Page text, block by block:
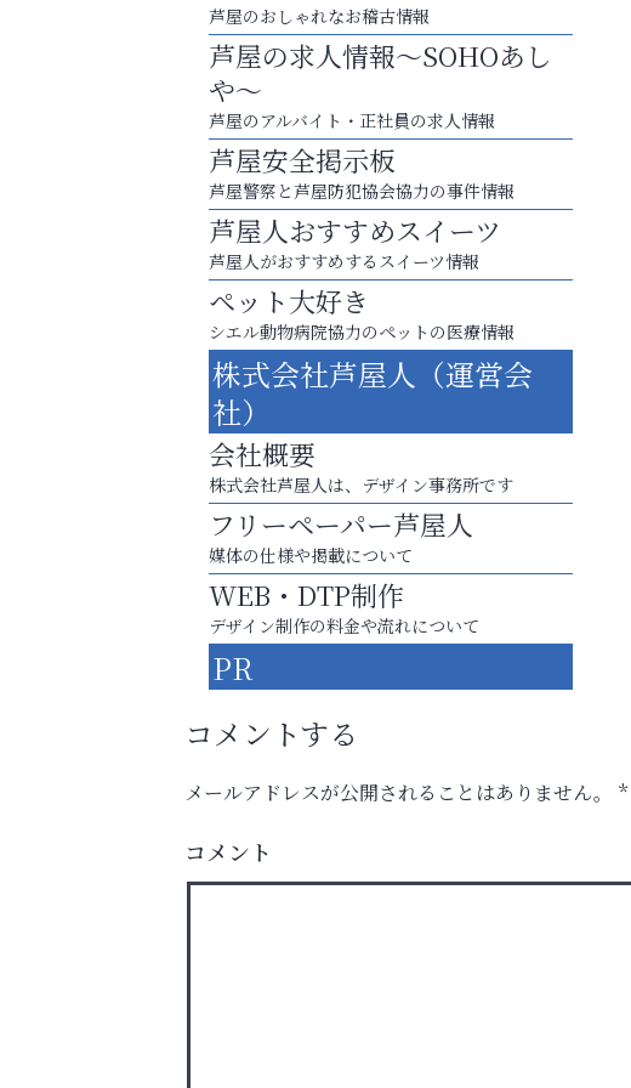
お一人おひとりに合う治療をご提案
口元から始まる、自分らしい毎日を
便利屋ファースト
ちょっとしたお困りごともOK!
芦屋のおしゃれなお稽古情報
芦屋の求人情報～SOHOあし
や～
芦屋のアルバイト・正社員の求人情報
芦屋安全掲示板
芦屋警察と芦屋防犯協会協力の事件情報
芦屋人おすすめスイーツ
芦屋人がおすすめするスイーツ情報
ペット大好き
シエル動物病院協力のペットの医療情報
株式会社芦屋人（運営会
社）
会社概要
株式会社芦屋人は、デザイン事務所です
フリーペーパー芦屋人
媒体の仕様や掲載について
WEB・DTP制作
デザイン制作の料金や流れについて
PR
コメントする
メールアドレスが公開されることはありません。 *
コメント